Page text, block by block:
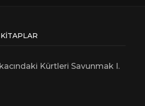
Kürtleri Savunmak I.